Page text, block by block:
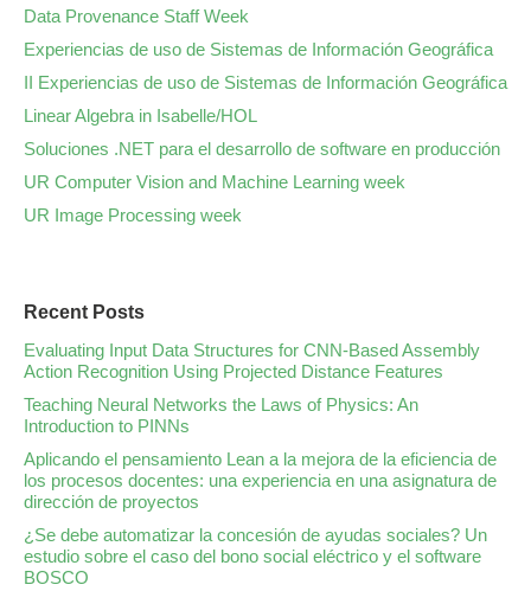
Data Provenance Staff Week
Experiencias de uso de Sistemas de Información Geográfica
II Experiencias de uso de Sistemas de Información Geográfica
Linear Algebra in Isabelle/HOL
Soluciones .NET para el desarrollo de software en producción
UR Computer Vision and Machine Learning week
UR Image Processing week
Recent Posts
Evaluating Input Data Structures for CNN-Based Assembly
Action Recognition Using Projected Distance Features
Teaching Neural Networks the Laws of Physics: An
Introduction to PINNs
Aplicando el pensamiento Lean a la mejora de la eficiencia de
los procesos docentes: una experiencia en una asignatura de
dirección de proyectos
¿Se debe automatizar la concesión de ayudas sociales? Un
estudio sobre el caso del bono social eléctrico y el software
BOSCO